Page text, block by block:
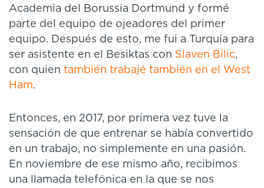
Academia del Borussia Dortmund y formé
parte del equipo de ojeadores del primer
equipo. Después de esto, me fui a Turquía para
ser asistente en el Besiktas con Slaven Bilic,
con quien también trabajé también en el West
Ham.
Entonces, en 2017, por primera vez tuve la
sensación de que entrenar se había convertido
en un trabajo, no simplemente en una pasión.
En noviembre de ese mismo año, recibimos
una llamada telefónica en la que se nos